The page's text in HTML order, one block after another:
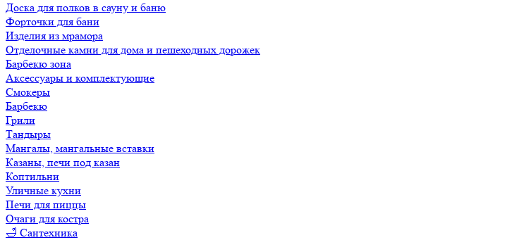
Доска для полков в сауну и баню
Форточки для бани
Изделия из мрамора
Отделочные камни для дома и пешеходных дорожек
Барбекю зона
Аксессуары и комплектующие
Смокеры
Барбекю
Грили
Тандыры
Мангалы, мангальные вставки
Казаны, печи под казан
Коптильни
Уличные кухни
Печи для пиццы
Очаги для костра
🛁 Сантехника